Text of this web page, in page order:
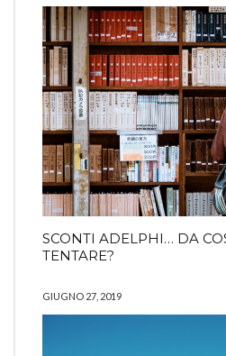
SCONTI ADELPHI… DA
TENTARE?
GIUGNO 27, 2019